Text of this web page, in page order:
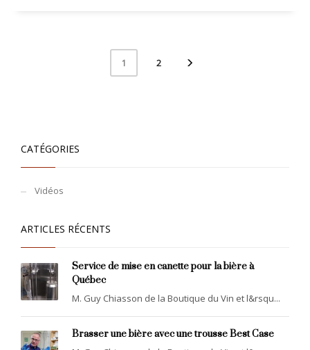
1 2
CATÉGORIES
Vidéos
ARTICLES RÉCENTS
Service de mise en canette pour la bière à
Québec
M. Guy Chiasson de la Boutique du Vin et l&rsqu...
Brasser une bière avec une trousse Best Case